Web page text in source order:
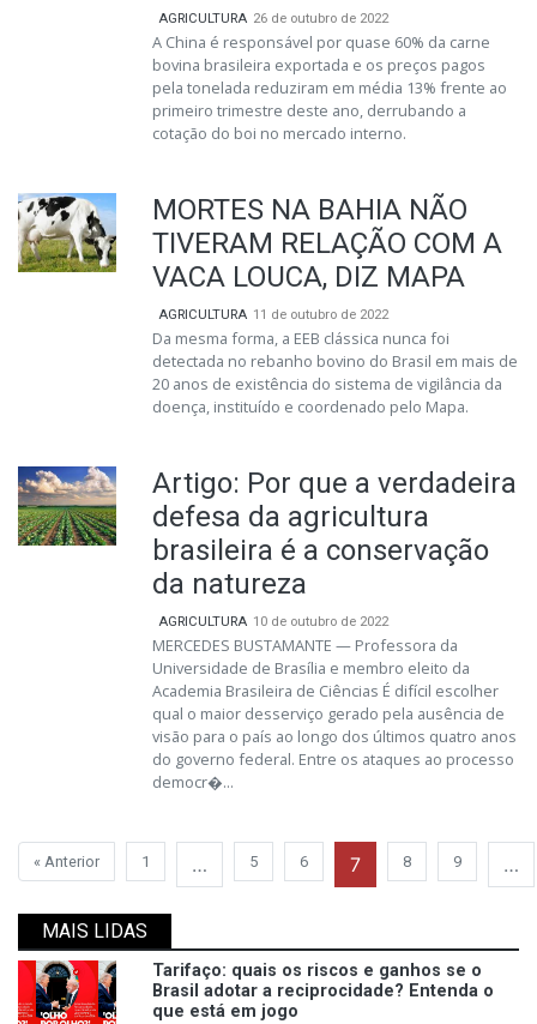
AGRICULTURA 26 de outubro de 2022
A China é responsável por quase 60% da carne
bovina brasileira exportada e os preços pagos
pela tonelada reduziram em média 13% frente ao
primeiro trimestre deste ano, derrubando a
cotação do boi no mercado interno.
MORTES NA BAHIA NÃO
TIVERAM RELAÇÃO COM A
VACA LOUCA, DIZ MAPA
AGRICULTURA 11 de outubro de 2022
Da mesma forma, a EEB clássica nunca foi
detectada no rebanho bovino do Brasil em mais de
20 anos de existência do sistema de vigilância da
doença, instituído e coordenado pelo Mapa.
Artigo: Por que a verdadeira
defesa da agricultura
brasileira é a conservação
da natureza
AGRICULTURA 10 de outubro de 2022
MERCEDES BUSTAMANTE — Professora da
Universidade de Brasília e membro eleito da
Academia Brasileira de Ciências É difícil escolher
qual o maior desserviço gerado pela ausência de
visão para o país ao longo dos últimos quatro anos
do governo federal. Entre os ataques ao processo
democr�...
« Anterior 1 … 5 6 7 8 9 …
MAIS LIDAS
Tarifaço: quais os riscos e ganhos se o
Brasil adotar a reciprocidade? Entenda o
que está em jogo